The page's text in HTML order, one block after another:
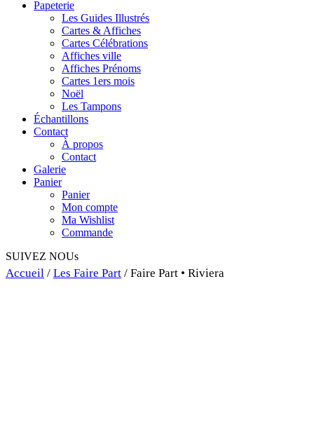
Papeterie
Les Guides Illustrés
Cartes & Affiches
Cartes Célébrations
Affiches ville
Affiches Prénoms
Cartes 1ers mois
Noël
Les Tampons
Échantillons
Contact
À propos
Contact
Galerie
Panier
Panier
Mon compte
Ma Wishlist
Commande
SUIVEZ NOUs
Accueil / Les Faire Part / Faire Part • Riviera